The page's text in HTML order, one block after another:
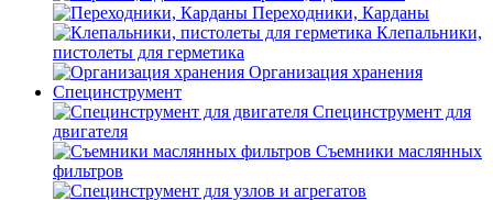
Переходники, Карданы
Клепальники,
пистолеты для герметика
Организация хранения
Специнструмент
Специнструмент для
двигателя
Съемники маслянных
фильтров